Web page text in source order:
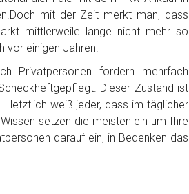
mit der Zeit merkt man, dass
mittlerweile lange nicht mehr so
vor einigen Jahren.
Privatpersonen fordern mehrfach
Dieser Zustand ist
letztlich weiß jeder, dass im täglicher
setzen die meisten ein um Ihre
darauf ein, in Bedenken das